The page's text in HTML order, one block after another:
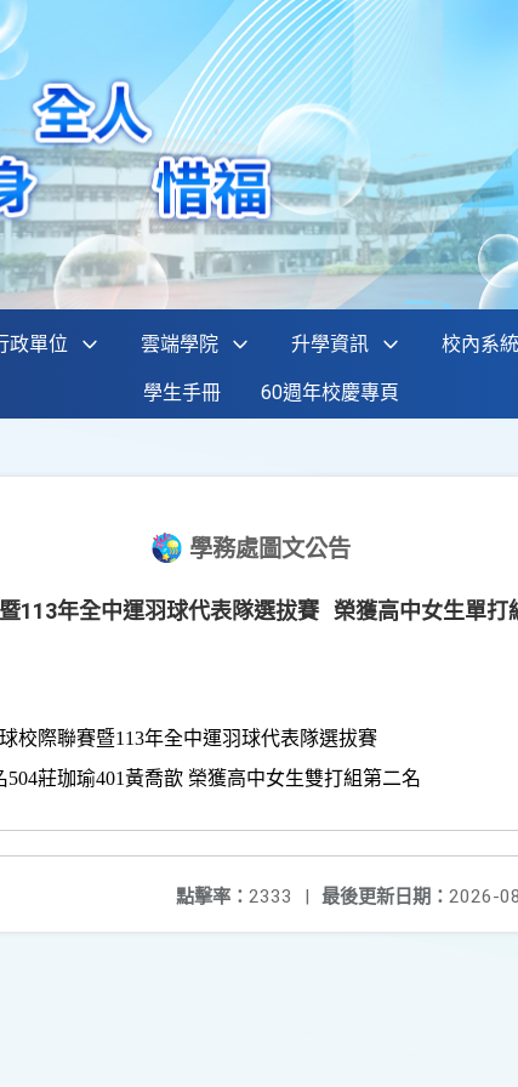
政單位 雲端學院 升學資訊 校內系統
學生手冊 60週年校慶專頁
學務處圖文公告
113年全中運羽球代表隊選拔賽 榮獲高中女生單打
校際聯賽暨113年全中運羽球代表隊選拔賽
504莊珈瑜401黃喬歆 榮獲高中女生雙打組第二名
最後更新日期： 2026-
點擊率： 2333 |